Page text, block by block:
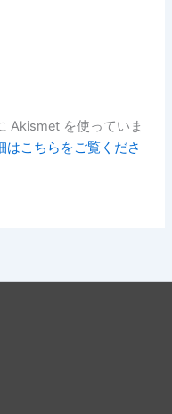
Akismet を使っていま
はこちらをご覧くださ